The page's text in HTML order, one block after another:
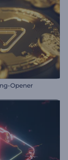
Opener